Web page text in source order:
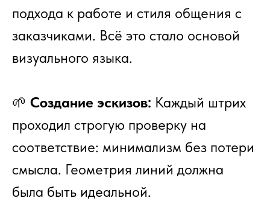
подхода к работе и стиля общения с
заказчиками. Всё это стало основой
визуального языка.
🌱 Создание эскизов: Каждый штрих
проходил строгую проверку на
соответствие: минимализм без потери
смысла. Геометрия линий должна
была быть идеальной.